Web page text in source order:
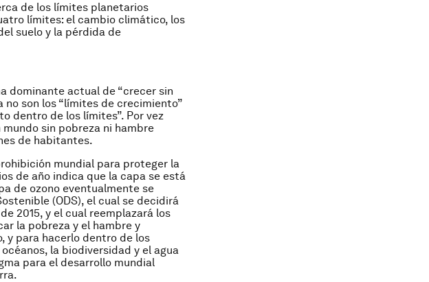
de los límites planetarios
límites: el cambio climático, los
suelo y la pérdida de
dominante actual de “crecer sin
son los “límites de crecimiento”
dentro de los límites”. Por vez
sin pobreza ni hambre
de habitantes.
mundial para proteger la
de año indica que la capa se está
de ozono eventualmente se
(ODS), el cual se decidirá
2015, y el cual reemplazará los
la pobreza y el hambre y
y para hacerlo dentro de los
la biodiversidad y el agua
para el desarrollo mundial